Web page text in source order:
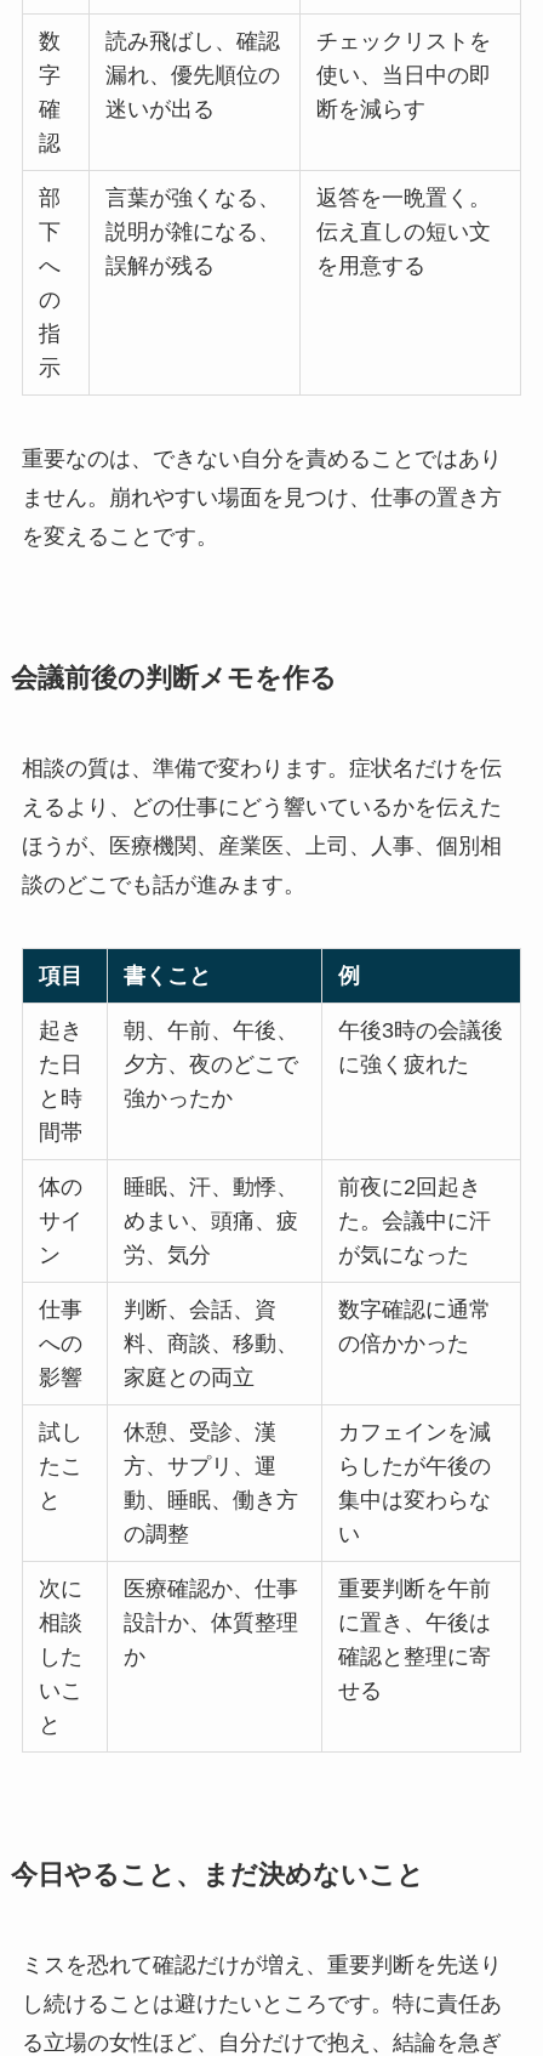
数
字
確
認
読み飛ばし、確認
漏れ、優先順位の
迷いが出る
チェックリストを
使い、当日中の即
断を減らす
部
下
へ
の
指
示
言葉が強くなる、
説明が雑になる、
誤解が残る
返答を一晩置く。
伝え直しの短い文
を用意する
重要なのは、できない自分を責めることではあり
ません。崩れやすい場面を見つけ、仕事の置き方
を変えることです。
会議前後の判断メモを作る
相談の質は、準備で変わります。症状名だけを伝
えるより、どの仕事にどう響いているかを伝えた
ほうが、医療機関、産業医、上司、人事、個別相
談のどこでも話が進みます。
項目 書くこと 例
起き
た日
と時
間帯
朝、午前、午後、
夕方、夜のどこで
強かったか
午後3時の会議後
に強く疲れた
体の
サイ
ン
睡眠、汗、動悸、
めまい、頭痛、疲
労、気分
前夜に2回起き
た。会議中に汗
が気になった
仕事
への
影響
判断、会話、資
料、商談、移動、
家庭との両立
数字確認に通常
の倍かかった
試し
たこ
と
休憩、受診、漢
方、サプリ、運
動、睡眠、働き方
の調整
カフェインを減
らしたが午後の
集中は変わらな
い
次に
相談
した
いこ
と
医療確認か、仕事
設計か、体質整理
か
重要判断を午前
に置き、午後は
確認と整理に寄
せる
今日やること、まだ決めないこと
ミスを恐れて確認だけが増え、重要判断を先送り
し続けることは避けたいところです。特に責任あ
る立場の女性ほど、自分だけで抱え、結論を急ぎ